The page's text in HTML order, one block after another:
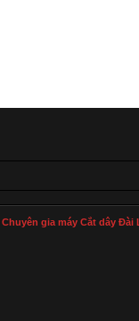
Chuyên gia máy Cắt dây Đài